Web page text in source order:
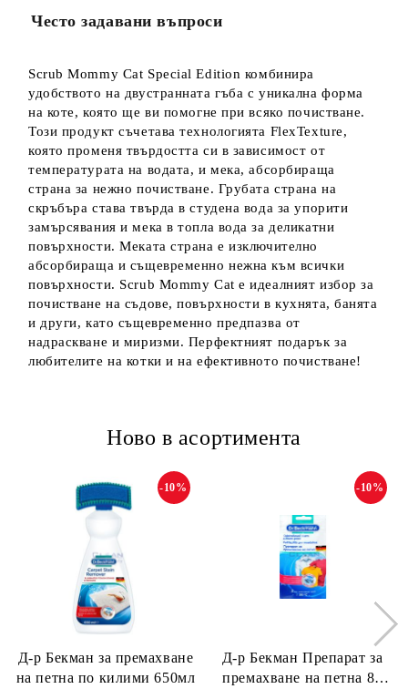
Често задавани въпроси
Scrub Mommy Cat Special Edition комбинира
удобството на двустранната гъба с уникална форма
на коте, която ще ви помогне при всяко почистване.
Този продукт съчетава технологията FlexTexture,
която променя твърдостта си в зависимост от
температурата на водата, и мека, абсорбираща
страна за нежно почистване. Грубата страна на
скръбъра става твърда в студена вода за упорити
замърсявания и мека в топла вода за деликатни
повърхности. Меката страна е изключително
абсорбираща и същевременно нежна към всички
повърхности. Scrub Mommy Cat е идеалният избор за
почистване на съдове, повърхности в кухнята, банята
и други, като същевременно предпазва от
надраскване и миризми. Перфектният подарък за
любителите на котки и на ефективното почистване!
Ново в асортимента
Д-р Бекман за премахване
на петна по килими 650мл
-10%
Д-р Бекман Препарат за
премахване на петна 80
-10%